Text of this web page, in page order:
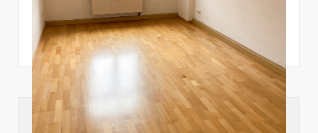
Suchhistorie